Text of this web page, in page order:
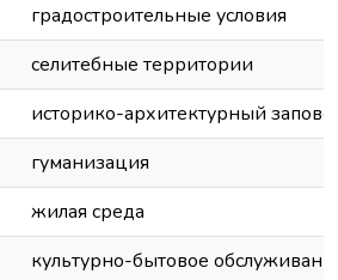
градостроительные условия
селитебные территории
историко-архитектурный
гуманизация
жилая среда
культурно-бытовое